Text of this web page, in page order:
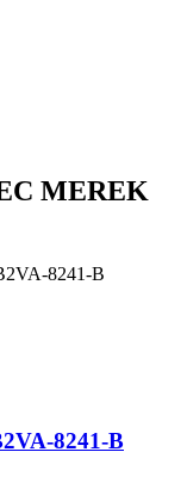
MEREK
8241-B
8241-B